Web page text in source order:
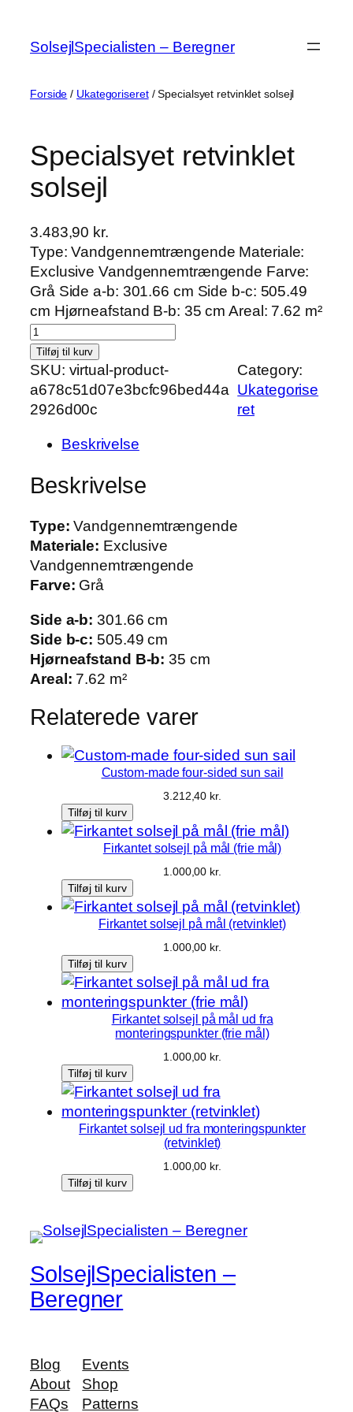
indhold
SolsejlSpecialisten – Beregner
Forside / Ukategoriseret/ Specialsyet retvinklet solsejl
Specialsyet retvinklet
solsejl
3.483,90 kr.
Type: Vandgennemtrængende Materiale:
Exclusive Vandgennemtrængende Farve:
Grå Side a-b: 301.66 cm Side b-c: 505.49
cm Hjørneafstand B-b: 35 cm Areal: 7.62 m²
S
p
e
c
i
y
t
r
e
t
i
n
k
l
t
Tilføj til kurv
SKU: virtual-product-
a678c51d07e3bcfc96bed44a
2926d00c
Category:
Ukategorise
ret
Beskrivelse
Beskrivelse
Type: Vandgennemtrængende
Materiale: Exclusive
Vandgennemtrængende
Farve: Grå
Side a-b: 301.66 cm
Side b-c: 505.49 cm
Hjørneafstand B-b: 35 cm
Areal: 7.62 m²
Relaterede varer
Custom-made four-sided sun sail
3.212,40 kr.
Tilføj til kurv
Firkantet solsejl på mål (frie mål)
1.000,00 kr.
Tilføj til kurv
Firkantet solsejl på mål (retvinklet)
1.000,00 kr.
Tilføj til kurv
Firkantet solsejl på mål ud fra
monteringspunkter (frie mål)
1.000,00 kr.
Tilføj til kurv
Firkantet solsejl ud fra monteringspunkter
(retvinklet)
1.000,00 kr.
Tilføj til kurv
SolsejlSpecialisten –
Beregner
Blog
About
FAQs
Events
Shop
Patterns